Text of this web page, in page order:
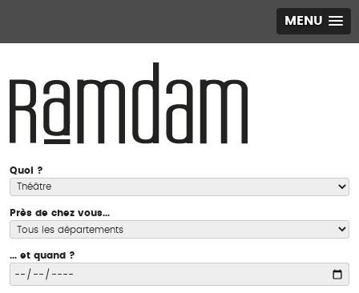
MENU
Quoi ?
Près de chez vous...
... et quand ?